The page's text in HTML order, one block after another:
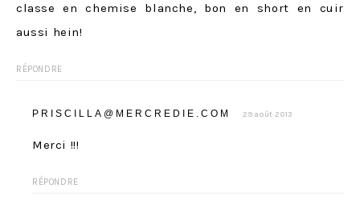
classe en chemise blanche, bon en short en cuir
aussi hein!
RÉPONDRE
PRISCILLA@MERCREDIE.COM 29 août 2013
Merci !!!
RÉPONDRE